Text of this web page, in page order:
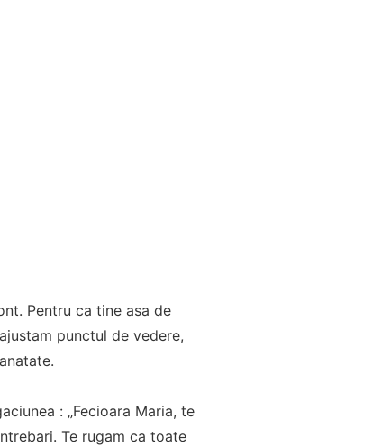
Pentru ca tine asa de
punctul de vedere,
: „Fecioara Maria, te
Te rugam ca toate